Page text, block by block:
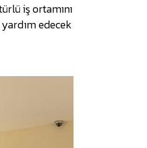
iş ortamını
edecek